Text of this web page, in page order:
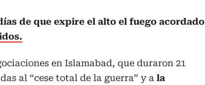
de que expire el alto el fuego acordado
en Islamabad, que duraron 21
al “cese total de la guerra” y a la